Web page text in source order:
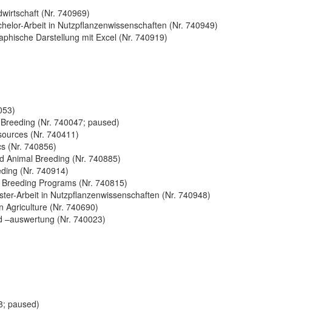
(Nr. 740969)
Arbeit in Nutzpflanzenwissenschaften (Nr. 740949)
Darstellung mit Excel (Nr. 740919)
(Nr. 740047; paused)
(Nr. 740411)
(Nr. 740856)
Animal Breeding (Nr. 740885)
(Nr. 740914)
Programs (Nr. 740815)
Arbeit in Nutzpflanzenwissenschaften (Nr. 740948)
Agriculture (Nr. 740690)
–auswertung (Nr. 740023)
paused)